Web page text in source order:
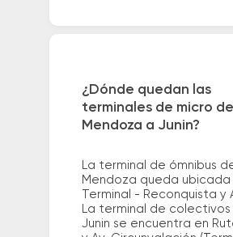
¿Dónde quedan las
terminales de micro de
Mendoza a Junin?
La terminal de ómnibus
Mendoza queda ubicada
Terminal - Reconquista y
La terminal de
Junin se encuentra en